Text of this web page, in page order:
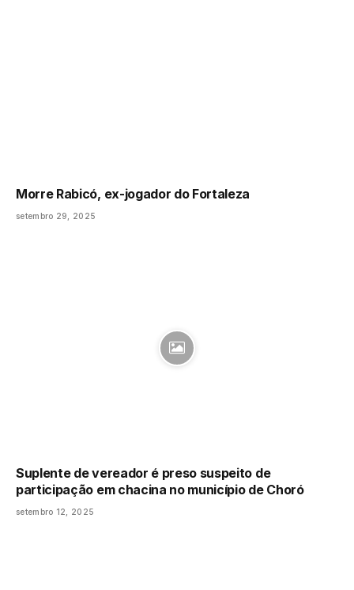
Morre Rabicó, ex-jogador do Fortaleza
setembro 29, 2025
Suplente de vereador é preso suspeito de
participação em chacina no município de Choró
setembro 12, 2025